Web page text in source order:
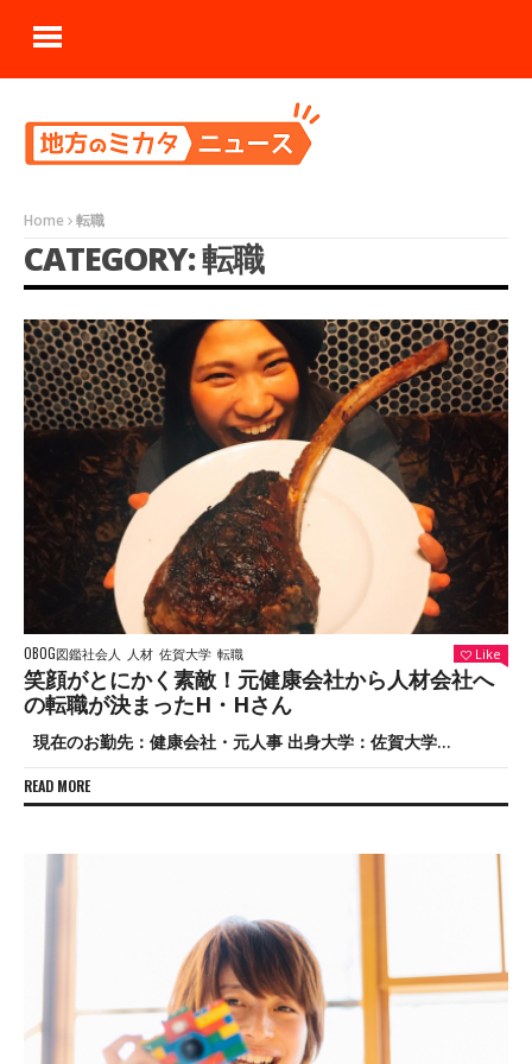
Home 転職
CATEGORY: 転職
OBOG図鑑社会人 人材 佐賀大学 転職 Like
笑顔がとにかく素敵！元健康会社から人材会社へ
の転職が決まったH・Hさん
現在のお勤先：健康会社・元人事 出身大学：佐賀大学...
READ MORE